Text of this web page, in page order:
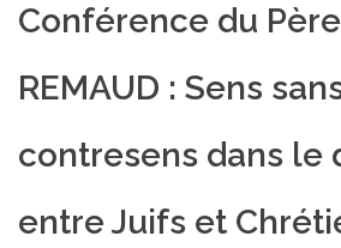
Conférence du
REMAUD : Sens
contresens dans le
entre Juifs et